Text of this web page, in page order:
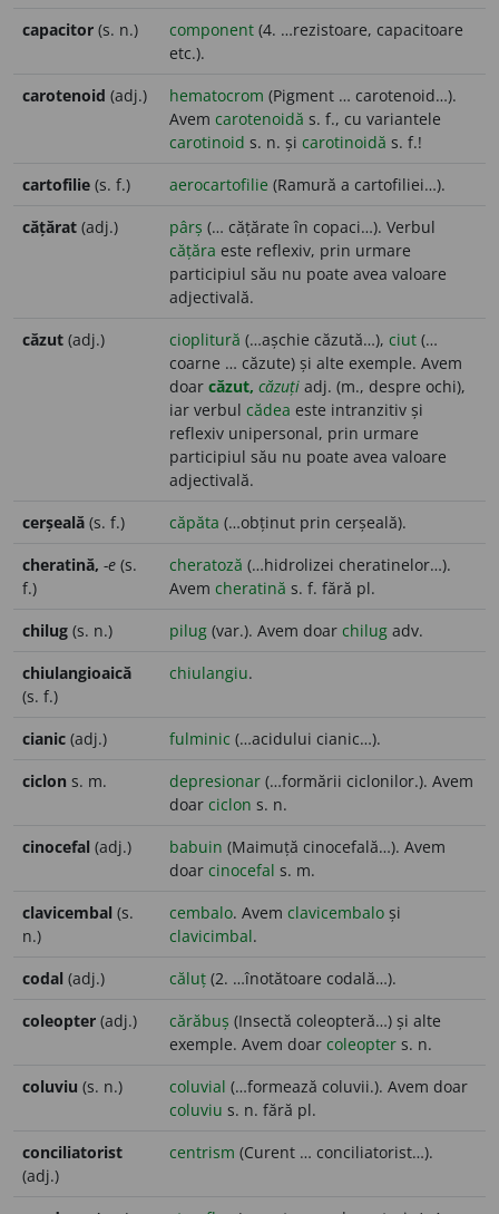
capacitor (s. n.) component (4. …rezistoare, capacitoare
etc.).
carotenoid (adj.) hematocrom (Pigment … carotenoid…).
Avem carotenoidă s. f., cu variantele
carotinoid s. n. și carotinoidă s. f.!
cartofilie (s. f.) aerocartofilie (Ramură a cartofiliei…).
cățărat (adj.) pârș (… cățărate în copaci…). Verbul
cățăra este reflexiv, prin urmare
participiul său nu poate avea valoare
adjectivală.
căzut (adj.) cioplitură (…așchie căzută…), ciut (…
coarne … căzute) și alte exemple. Avem
doar căzut, căzuți adj. (m., despre ochi),
iar verbul cădea este intranzitiv și
reflexiv unipersonal, prin urmare
participiul său nu poate avea valoare
adjectivală.
cerșeală (s. f.) căpăta (…obținut prin cerșeală).
cheratină, -e (s.
f.)
cheratoză (…hidrolizei cheratinelor…).
Avem cheratină s. f. fără pl.
chilug (s. n.) pilug (var.). Avem doar chilug adv.
chiulangioaică
(s. f.)
chiulangiu.
cianic (adj.) fulminic (…acidului cianic…).
ciclon s. m. depresionar (…formării ciclonilor.). Avem
doar ciclon s. n.
cinocefal (adj.) babuin (Maimuță cinocefală…). Avem
doar cinocefal s. m.
clavicembal (s.
n.)
cembalo. Avem clavicembalo și
clavicimbal.
codal (adj.) căluț (2. …înotătoare codală…).
coleopter (adj.) cărăbuș (Insectă coleopteră…) și alte
exemple. Avem doar coleopter s. n.
coluviu (s. n.) coluvial (…formează coluvii.). Avem doar
coluviu s. n. fără pl.
conciliatorist
(adj.)
centrism (Curent … conciliatorist…).